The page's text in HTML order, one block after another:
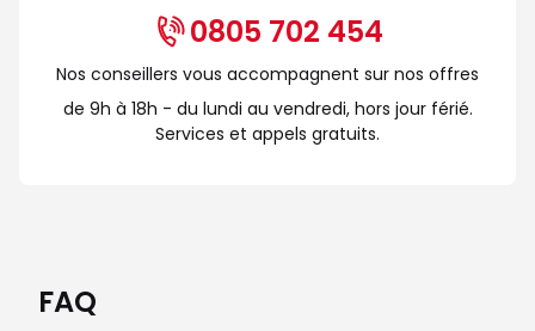
0805 702 454
Nos conseillers vous accompagnent sur nos offres
de 9h à 18h - du lundi au vendredi, hors jour férié.
Services et appels gratuits.
FAQ